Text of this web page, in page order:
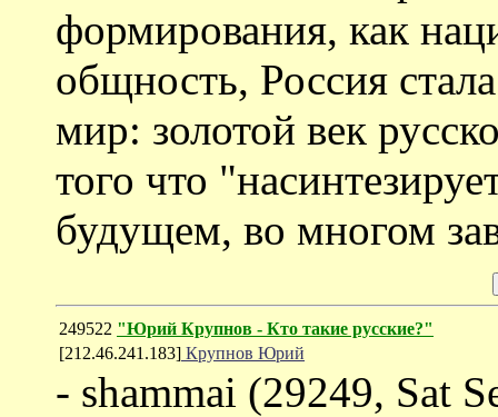
формирования, как
общность, Россия
мир: золотой век
того что
будущем, во многом
249522 "Юрий Крупнов - Кто такие русские?"
[212.46.241.183] Крупнов Юрий
- shammai (29249, Sat